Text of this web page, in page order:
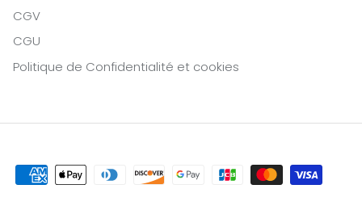
CGV
CGU
Politique de Confidentialité et cookies